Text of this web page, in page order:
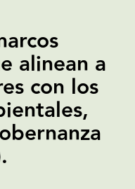
alinean a
con los